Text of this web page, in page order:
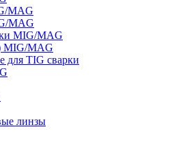
MAG
MAG
MIG/MAG
MIG/MAG
для TIG сварки
линзы